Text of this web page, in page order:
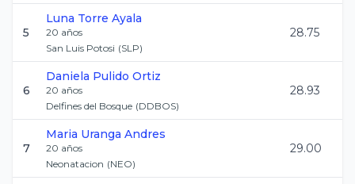
5
Luna Torre Ayala
20 años
San Luis Potosi (SLP)
28.75
6
Daniela Pulido Ortiz
20 años
Delfines del Bosque (DDBOS)
28.93
7
Maria Uranga Andres
20 años
Neonatacion (NEO)
29.00